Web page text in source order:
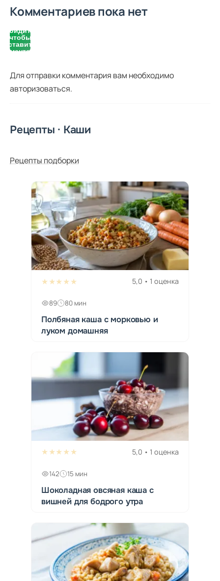
Комментариев пока нет
Войдите,
чтобы
оставить
Для отправки комментария вам необходимо
авторизоваться.
Рецепты · Каши
Рецепты подборки
★★★★★ 5,0 • 1 оценка
89 80 мин
Полбяная каша с морковью и
луком домашняя
★★★★★ 5,0 • 1 оценка
142 15 мин
Шоколадная овсяная каша с
вишней для бодрого утра